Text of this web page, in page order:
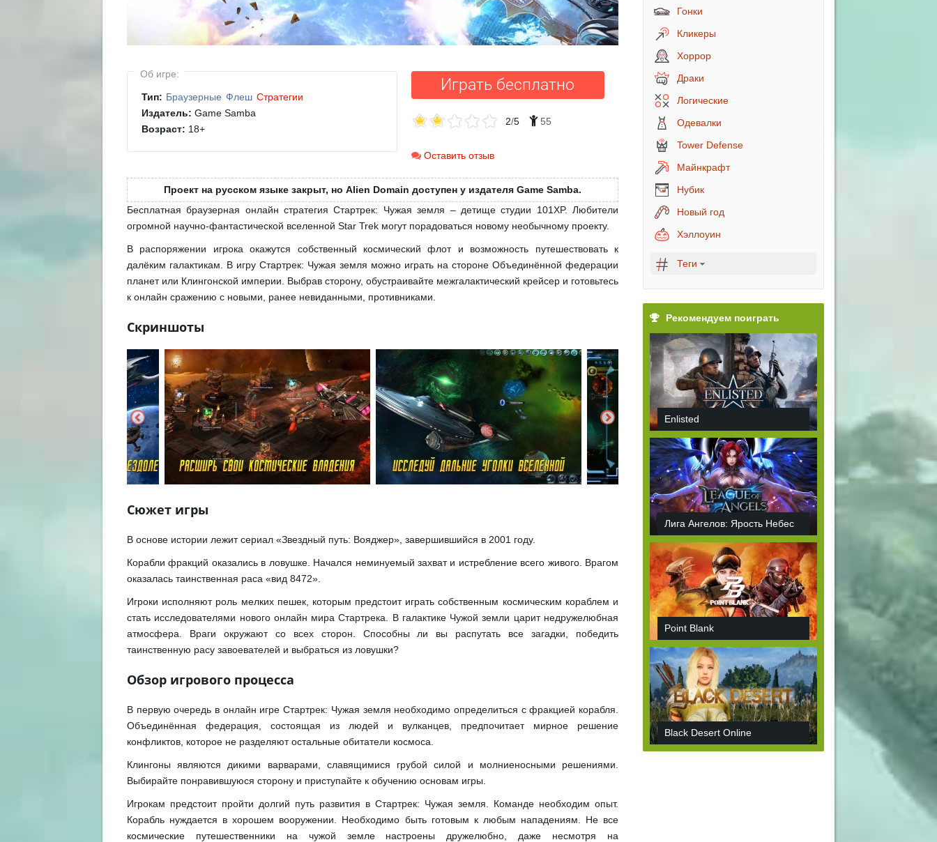
Об игре:
Тип: Браузерные Флеш Стратегии
Издатель: Game Samba
Возраст: 18+
Играть бесплатно
2/5 55
Оставить отзыв
Проект на русском языке закрыт, но Alien Domain доступен у издателя Game Samba.
Бесплатная браузерная онлайн стратегия Стартрек: Чужая земля – детище студии 101XP. Любители
огромной научно-фантастической вселенной Star Trek могут порадоваться новому необычному проекту.
В распоряжении игрока окажутся собственный космический флот и возможность путешествовать к
далёким галактикам. В игру Стартрек: Чужая земля можно играть на стороне Объединённой федерации
планет или Клингонской империи. Выбрав сторону, обустраивайте межгалактический крейсер и готовьтесь
к онлайн сражению с новыми, ранее невиданными, противниками.
Скриншоты
Сюжет игры
В основе истории лежит сериал «Звездный путь: Вояджер», завершившийся в 2001 году.
Корабли фракций оказались в ловушке. Начался неминуемый захват и истребление всего живого. Врагом
оказалась таинственная раса «вид 8472».
Игроки исполняют роль мелких пешек, которым предстоит играть собственным космическим кораблем и
стать исследователями нового онлайн мира Стартрека. В галактике Чужой земли царит недружелюбная
атмосфера. Враги окружают со всех сторон. Способны ли вы распутать все загадки, победить
таинственную расу завоевателей и выбраться из ловушки?
Обзор игрового процесса
В первую очередь в онлайн игре Стартрек: Чужая земля необходимо определиться с фракцией корабля.
Объединённая федерация, состоящая из людей и вулканцев, предпочитает мирное решение
конфликтов, которое не разделяют остальные обитатели космоса.
Клингоны являются дикими варварами, славящимися грубой силой и молниеносными решениями.
Выбирайте понравившуюся сторону и приступайте к обучению основам игры.
Игрокам предстоит пройти долгий путь развития в Стартрек: Чужая земля. Команде необходим опыт.
Корабль нуждается в хорошем вооружении. Необходимо быть готовым к любым нападениям. Не все
космические путешественники на чужой земле настроены дружелюбно, даже несмотря на
Гонки
Кликеры
Хоррор
Драки
Логические
Одевалки
Tower Defense
Майнкрафт
Нубик
Новый год
Хэллоуин
Теги
Рекомендуем поиграть
Enlisted
Лига Ангелов: Ярость Небес
Point Blank
Black Desert Online